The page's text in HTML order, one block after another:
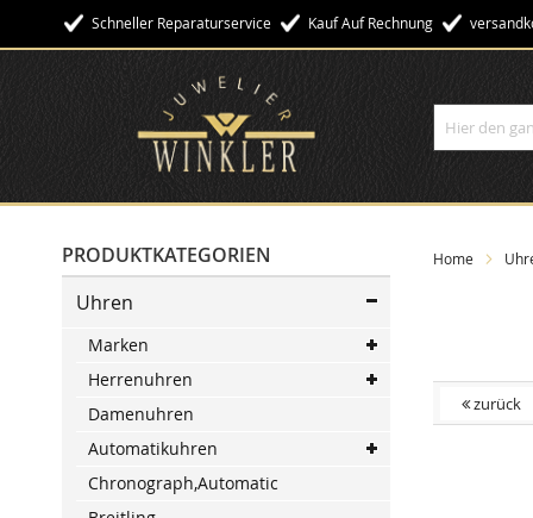
Schneller Reparaturservice Kauf Auf Rechnung
Home
zurück
PRODUKTKATEGORIEN
Uhren
Marken
Herrenuhren
Damenuhren
Automatikuhren
Chronograph,Automatic